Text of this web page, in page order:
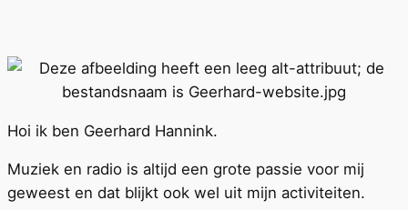
Hoi ik ben Geerhard Hannink.
Muziek en radio is altijd een grote passie voor mij
geweest en dat blijkt ook wel uit mijn activiteiten.